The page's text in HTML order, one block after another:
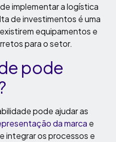
implementar a logística
de investimentos é uma
equipamentos e
para o setor.
pode
pode ajudar as
da marca e
integrar os processos e